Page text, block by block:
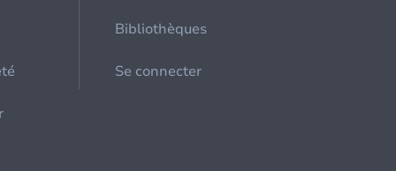
Bibliothèques
Se connecter